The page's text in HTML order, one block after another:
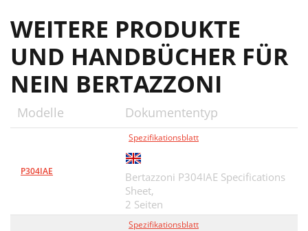
WEITERE PRODUKTE
UND HANDBÜCHER FÜR
NEIN BERTAZZONI
Modelle Dokumententyp
P304IAE
Spezifikationsblatt
Bertazzoni P304IAE Specifications
Sheet,
2 Seiten
Spezifikationsblatt